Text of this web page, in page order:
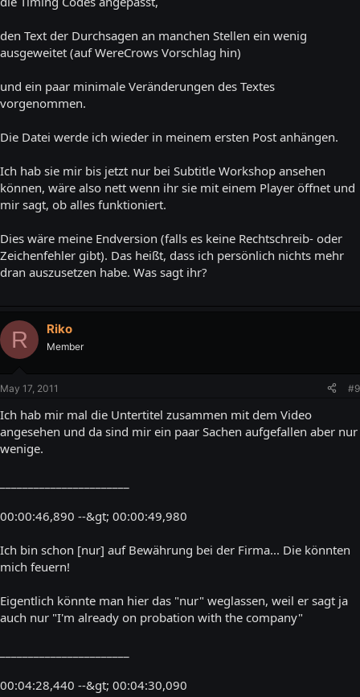
den Text der Durchsagen an manchen Stellen ein wenig
ausgeweitet (auf WereCrows Vorschlag hin)
und ein paar minimale Veränderungen des Textes
vorgenommen.
Die Datei werde ich wieder in meinem ersten Post anhängen.
Ich hab sie mir bis jetzt nur bei Subtitle Workshop ansehen
können, wäre also nett wenn ihr sie mit einem Player öffnet und
mir sagt, ob alles funktioniert.
Dies wäre meine Endversion (falls es keine Rechtschreib- oder
Zeichenfehler gibt). Das heißt, dass ich persönlich nichts mehr
dran auszusetzen habe. Was sagt ihr?
R Riko
Member
May 17, 2011 #9
Ich hab mir mal die Untertitel zusammen mit dem Video
angesehen und da sind mir ein paar Sachen aufgefallen aber nur
wenige.
00:00:46,890 --&gt; 00:00:49,980
Ich bin schon [nur] auf Bewährung bei der Firma... Die könnten
mich feuern!
Eigentlich könnte man hier das "nur" weglassen, weil er sagt ja
auch nur "I'm already on probation with the company"
00:04:28,440 --&gt; 00:04:30,090